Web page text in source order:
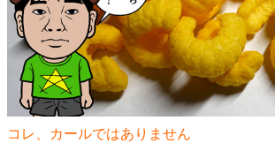
コレ、カールではありません